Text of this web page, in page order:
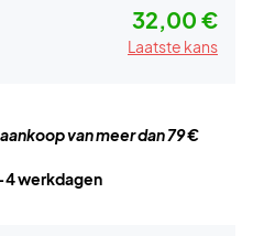
32,00 €
Laatste kans
van meer dan 79 €
werkdagen